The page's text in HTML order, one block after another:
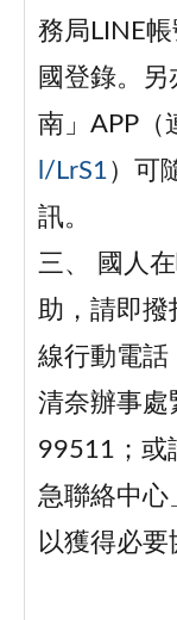
務局LINE
國登錄。
南」APP（
l/LrS1 ）可
訊。
三、 國人
助，請即
線行動電
清奈辦事
99511；或
急聯絡中心
以獲得必要